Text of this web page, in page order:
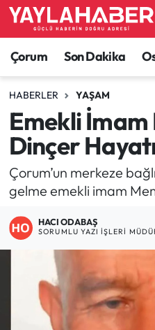
Çorum Son Dakika
HABERLER YAŞAM
Emekli
Dinçer
Çorum’un merkeze
gelme emekli imam
HACI ODABAŞ
SORUMLU YAZI İŞLERI
Alaca Haberleri
Bayat Haberleri
Bilgi - Keşfet
Bilim ve Teknoloji
Boğazkale Haberleri
Çorum Haberleri
Çorum Son Dakika
Dodurga Haberleri
Çorum Nöbetçi
Çorum Hava Durumu
Çorum Namaz
Çorum Trafik
TFF 1.Lig Puan
Tüm Manşetler
Son Dakika Haberleri
Haber Arşivi